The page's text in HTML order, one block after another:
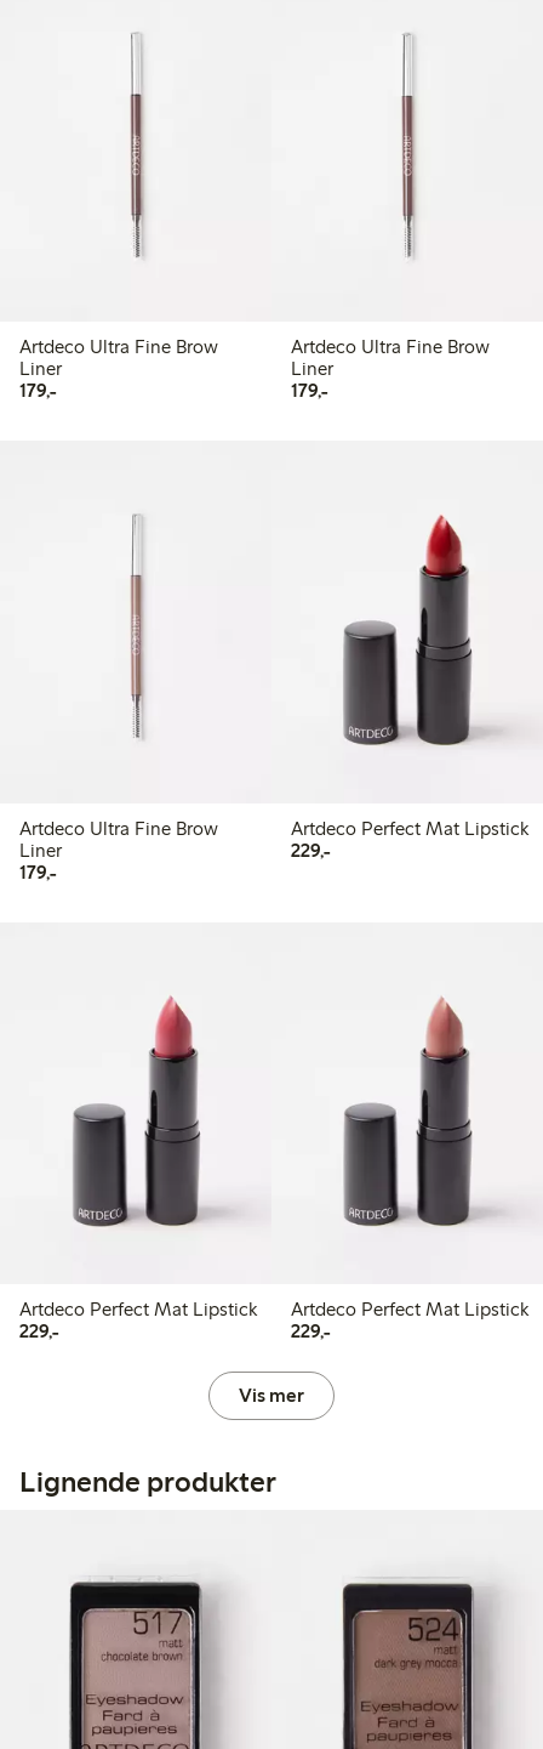
Artdeco Ultra Fine Brow
Liner
179,-179,00 kr
Artdeco Ultra Fine Brow
Liner
179,-179,00 kr
Artdeco Ultra Fine Brow
Liner
179,-179,00 kr
Artdeco Perfect Mat Lipstick
229,-229,00 kr
Artdeco Perfect Mat Lipstick
229,-229,00 kr
Artdeco Perfect Mat Lipstick
229,-229,00 kr
Vis mer
Lignende produkter